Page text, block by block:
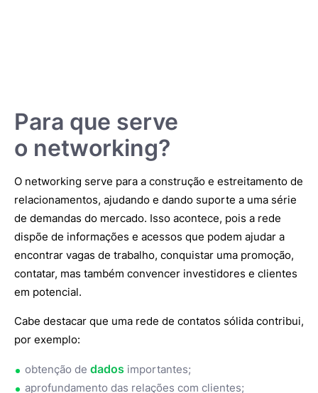
Para que serve
o networking?
O networking serve para a construção e estreitamento de
relacionamentos, ajudando e dando suporte a uma série
de demandas do mercado. Isso acontece, pois a rede
dispõe de informações e acessos que podem ajudar a
encontrar vagas de trabalho, conquistar uma promoção,
contatar, mas também convencer investidores e clientes
em potencial.
Cabe destacar que uma rede de contatos sólida contribui,
por exemplo:
obtenção de dados importantes;
aprofundamento das relações com clientes;